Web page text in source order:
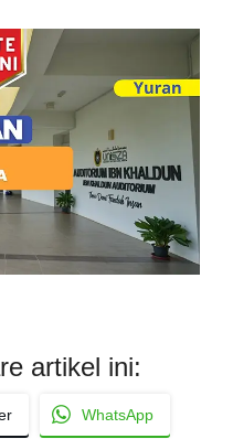
artikel ini:
WhatsApp